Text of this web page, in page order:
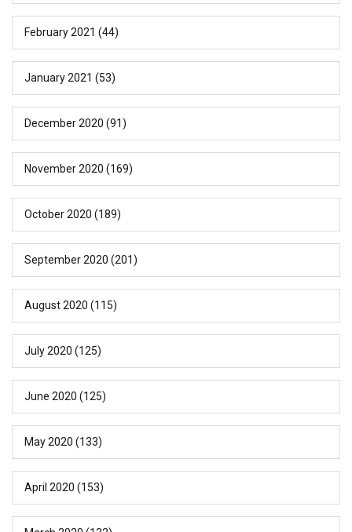
February 2021 (44)
January 2021 (53)
December 2020 (91)
November 2020 (169)
October 2020 (189)
September 2020 (201)
August 2020 (115)
July 2020 (125)
June 2020 (125)
May 2020 (133)
April 2020 (153)